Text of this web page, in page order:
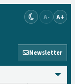
A- A+
Newsletter